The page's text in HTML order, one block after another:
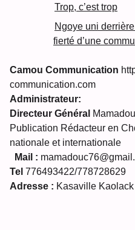
Trop, c’est trop
Ngoye uni
fierté d’une
Camou Communication
communication.com
Administrateur:
Directeur Général
Publication Rédacteur en
nationale et internationale
Mail :
Tel 776493422/778728629
Adresse : Kasaville Kaolack